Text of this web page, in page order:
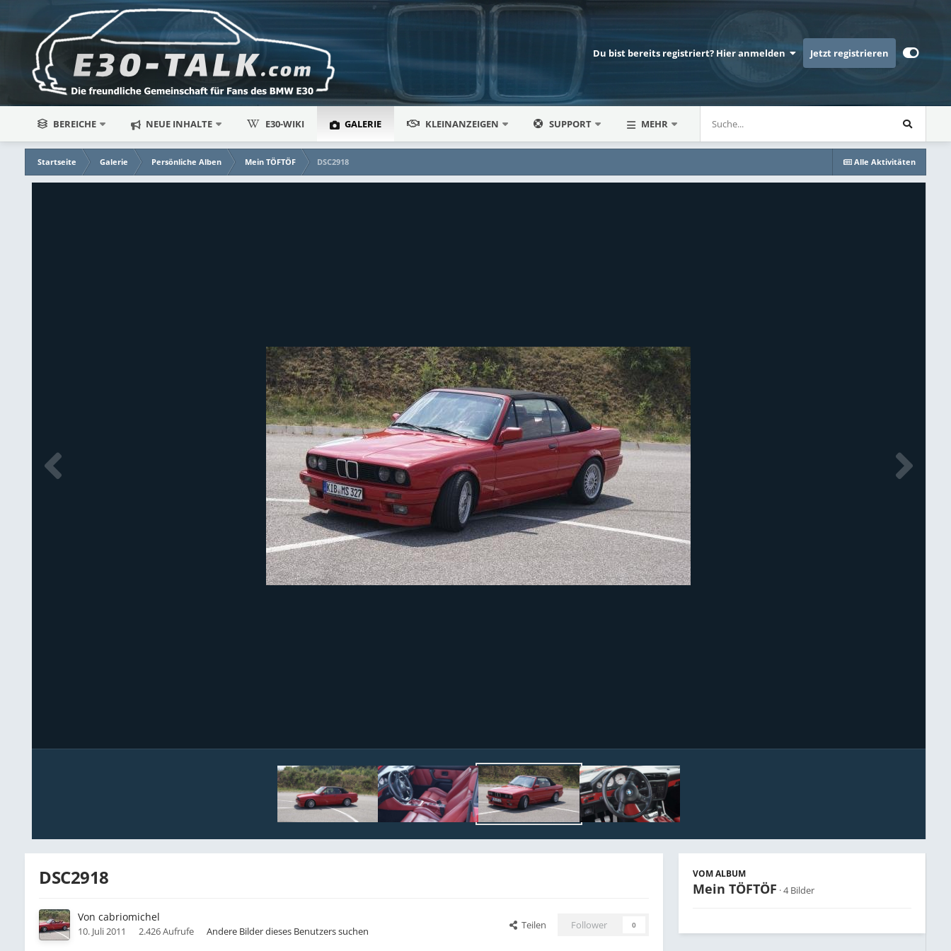
Du bist bereits registriert? Hier anmelden Jetzt registrieren
BEREICHE NEUE INHALTE E30-WIKI GALERIE KLEINANZEIGEN SUPPORT MEHR
Alle Aktivitäten
Startseite Galerie Persönliche Alben Mein TÖFTÖF DSC2918
DSC2918
Voncabriomichel
10. Juli 2011 2.426 Aufrufe Andere Bilder dieses Benutzers suchen
Teilen Follower 0
VOM ALBUM
Mein TÖFTÖF · 4 Bilder